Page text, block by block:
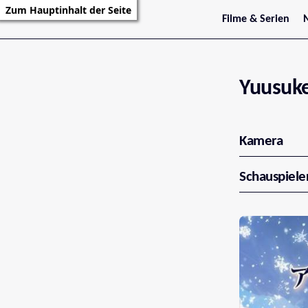
Zum Hauptinhalt der Seite
Filme & Serien
Trailer
Serienarchiv
Kamera